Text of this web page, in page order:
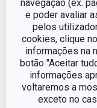
navegação (ex.
e poder avaliar
pelos
cookies, clique
informações na
botão "Aceitar
informações
voltaremos a
exceto no
LINHA DE PRODUTO
MATERIAL
TIPO